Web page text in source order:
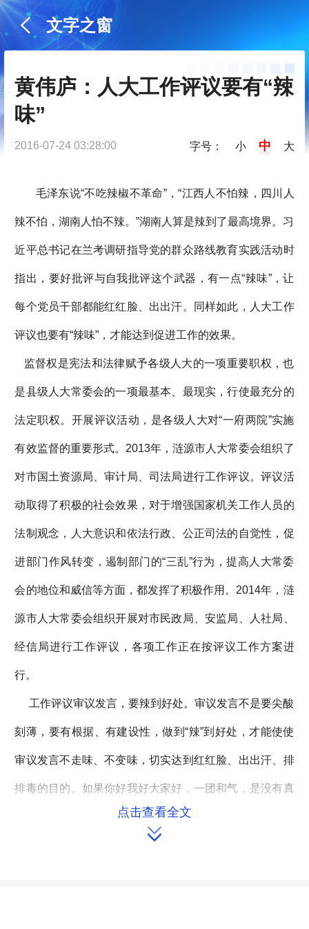
文字之窗
黄伟庐：人大工作评议要有“辣
味”
2016-07-24 03:28:00 字号： 小 中 大
毛泽东说“不吃辣椒不革命”，“江西人不怕辣，四川人
辣不怕，湖南人怕不辣。”湖南人算是辣到了最高境界。习
近平总书记在兰考调研指导党的群众路线教育实践活动时
指出，要好批评与自我批评这个武器，有一点“辣味”，让
每个党员干部都能红红脸、出出汗。同样如此，人大工作
评议也要有“辣味”，才能达到促进工作的效果。
监督权是宪法和法律赋予各级人大的一项重要职权，也
是县级人大常委会的一项最基本、最现实，行使最充分的
法定职权。开展评议活动，是各级人大对“一府两院”实施
有效监督的重要形式。2013年，涟源市人大常委会组织了
对市国土资源局、审计局、司法局进行工作评议。评议活
动取得了积极的社会效果，对于增强国家机关工作人员的
法制观念，人大意识和依法行政、公正司法的自觉性，促
进部门作风转变，遏制部门的“三乱”行为，提高人大常委
会的地位和威信等方面，都发挥了积极作用。2014年，涟
源市人大常委会组织开展对市民政局、安监局、人社局、
经信局进行工作评议，各项工作正在按评议工作方案进
行。
工作评议审议发言，要辣到好处。审议发言不是要尖酸
刻薄，要有根据、有建设性，做到“辣”到好处，才能使使
审议发言不走味、不变味，切实达到红红脸、出出汗、排
排毒的目的。如果你好我好大家好，一团和气，是没有真
正起到监督作用的。 坚持直面问题，敢于批评，不怕揭短
亮丑；坚持坦诚相见，勇于批评，直指突出问题。在明确
点击查看全文
